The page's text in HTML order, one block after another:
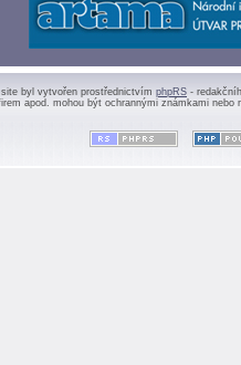
byl vytvořen prostřednictvím phpRS -
apod. mohou být ochrannými známkami